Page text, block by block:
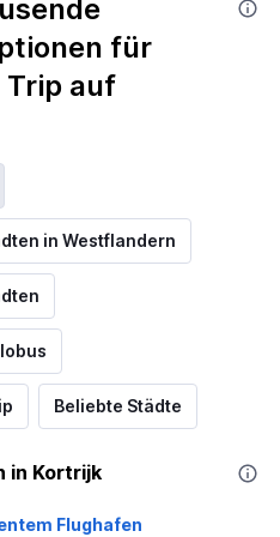
für
Trip auf
in Westflandern
Beliebte Städte
in Kortrijk
Flughafen